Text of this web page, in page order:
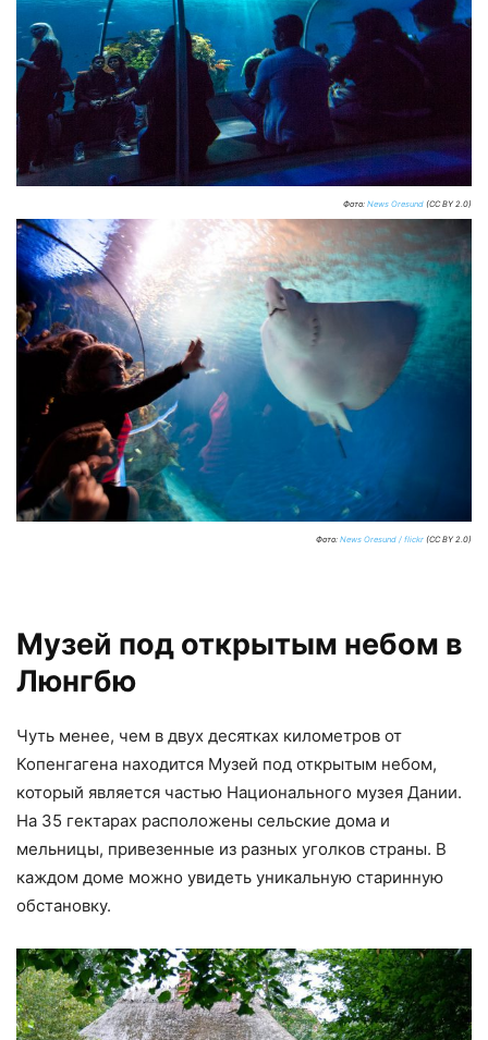
Фото: News Oresund (CC BY 2.0)
Фото: News Oresund / flickr (CC BY 2.0)
Музей под открытым небом в
Люнгбю
Чуть менее, чем в двух десятках километров от
Копенгагена находится Музей под открытым небом,
который является частью Национального музея Дании.
На 35 гектарах расположены сельские дома и
мельницы, привезенные из разных уголков страны. В
каждом доме можно увидеть уникальную старинную
обстановку.